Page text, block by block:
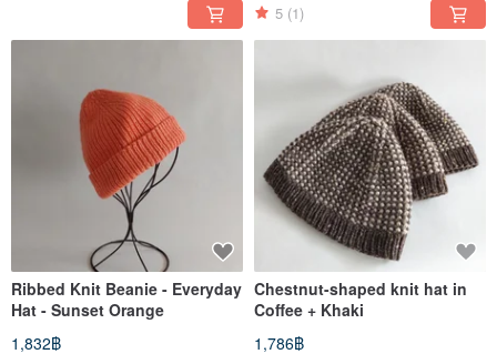
5 (1)
Ribbed Knit Beanie - Everyday
Hat - Sunset Orange
1,832฿
Chestnut-shaped knit hat in
Coffee + Khaki
1,786฿